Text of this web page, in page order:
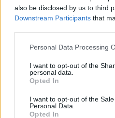
also be disclosed by us to third
Downstream Participants that
Personal Data Processing
I want to opt-out of the
personal data.
Opted In
I want to opt-out of the
Personal Data.
Opted In
Εγγραφή